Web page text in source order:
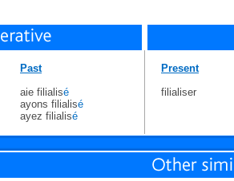
Past
aie filialisé
ayons filialisé
ayez filialisé
Present
filialiser